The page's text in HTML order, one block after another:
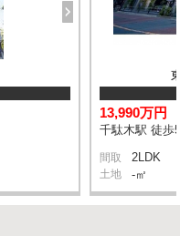
13,990万円
千駄木駅 徒歩
間取 2LDK
土地 -㎡